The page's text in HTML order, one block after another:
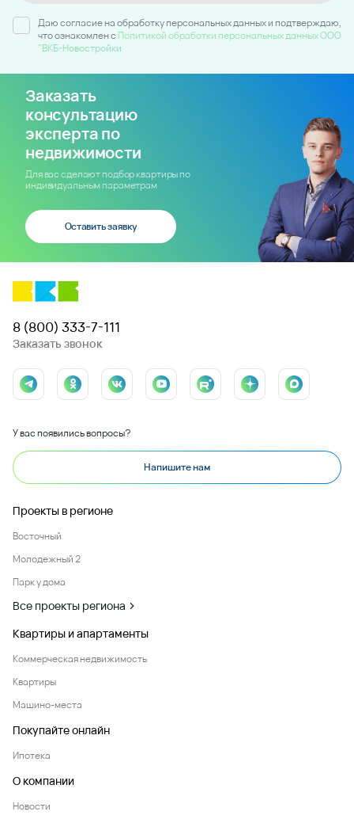
Даю согласие на обработку персональных данных и подтверждаю,
что ознакомлен c Политикой обработки персональных данных ООО
"ВКБ-Новостройки
Заказать
консультацию
эксперта по
недвижимости
Для вас сделают подбор квартиры по
индивидуальным параметрам
Оставить заявку
8 (800) 333-7-111
Заказать звонок
У вас появились вопросы?
Напишите нам
Проекты в регионе
Восточный
Молодежный 2
Парк у дома
Все проекты региона
Квартиры и апартаменты
Коммерческая недвижимость
Квартиры
Машино-места
Покупайте онлайн
Ипотека
О компании
Новости